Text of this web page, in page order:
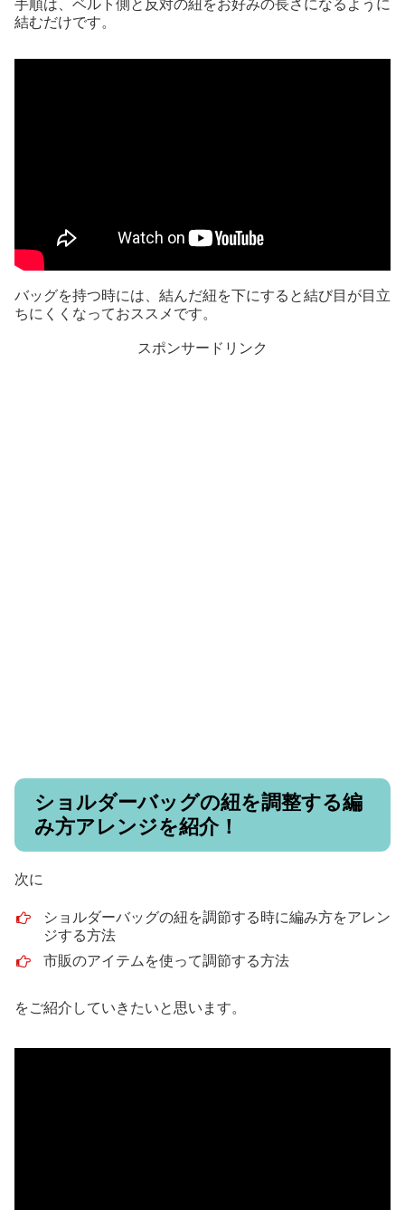
手順は、ベルト側と反対の紐をお好みの長さになるように
結むだけです。
バッグを持つ時には、結んだ紐を下にすると結び目が目立
ちにくくなっておススメです。
スポンサードリンク
ショルダーバッグの紐を調整する編
み方アレンジを紹介！
次に
ショルダーバッグの紐を調節する時に編み方をアレン
ジする方法
市販のアイテムを使って調節する方法
をご紹介していきたいと思います。